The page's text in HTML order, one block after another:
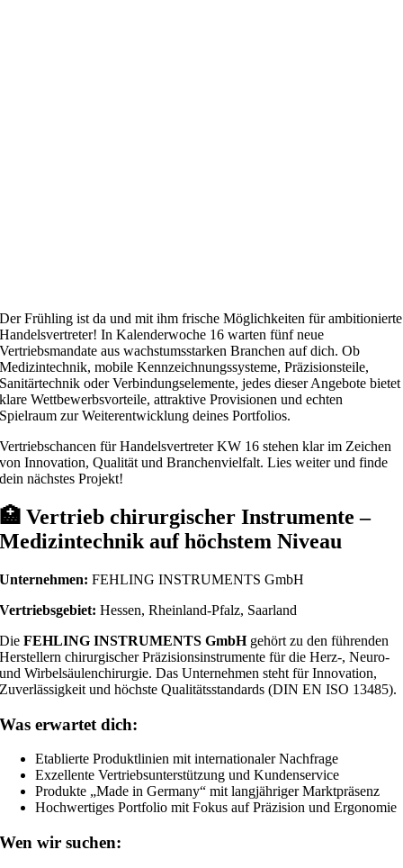
Der Frühling ist da und mit ihm frische Möglichkeiten für ambitionierte
Handelsvertreter! In Kalenderwoche 16 warten fünf neue
Vertriebsmandate aus wachstumsstarken Branchen auf dich. Ob
Medizintechnik, mobile Kennzeichnungssysteme, Präzisionsteile,
Sanitärtechnik oder Verbindungselemente, jedes dieser Angebote bietet
klare Wettbewerbsvorteile, attraktive Provisionen und echten
Spielraum zur Weiterentwicklung deines Portfolios.
Vertriebschancen für Handelsvertreter KW 16 stehen klar im Zeichen
von Innovation, Qualität und Branchenvielfalt. Lies weiter und finde
dein nächstes Projekt!
🏥Vertrieb chirurgischer Instrumente –
Medizintechnik auf höchstem Niveau
Unternehmen: FEHLING INSTRUMENTS GmbH
Vertriebsgebiet: Hessen, Rheinland-Pfalz, Saarland
DieFEHLING INSTRUMENTS GmbHgehört zu den führenden
Herstellern chirurgischer Präzisionsinstrumente für die Herz-, Neuro-
und Wirbelsäulenchirurgie. Das Unternehmen steht für Innovation,
Zuverlässigkeit und höchste Qualitätsstandards (DIN EN ISO 13485).
Was erwartet dich:
Etablierte Produktlinien mit internationaler Nachfrage
Exzellente Vertriebsunterstützung und Kundenservice
Produkte „Made in Germany“ mit langjähriger Marktpräsenz
Hochwertiges Portfolio mit Fokus auf Präzision und Ergonomie
Wen wir suchen: